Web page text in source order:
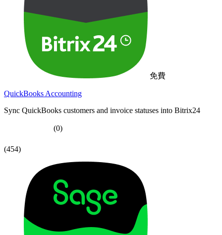
免費
QuickBooks Accounting
Sync QuickBooks customers and invoice statuses into Bitrix24
(0)
(454)